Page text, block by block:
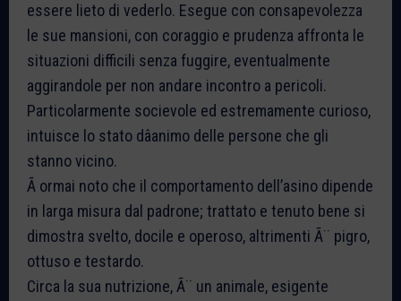
essere lieto di vederlo. Esegue con consapevolezza
le sue mansioni, con coraggio e prudenza affronta le
situazioni difficili senza fuggire, eventualmente
aggirandole per non andare incontro a pericoli.
Particolarmente socievole ed estremamente curioso,
intuisce lo stato dâanimo delle persone che gli
stanno vicino.
Ã ormai noto che il comportamento dell’asino dipende
in larga misura dal padrone; trattato e tenuto bene si
dimostra svelto, docile e operoso, altrimenti Ã¨ pigro,
ottuso e testardo.
Circa la sua nutrizione, Ã¨ un animale, esigente